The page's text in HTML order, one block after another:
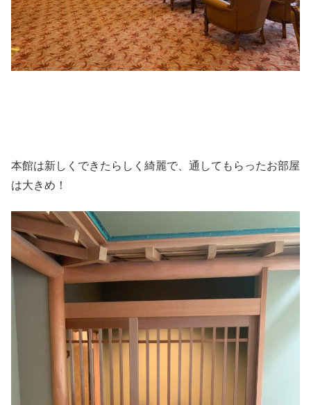
本館は新しくできたらしく綺麗で、通してもらったお部屋
は大きめ！